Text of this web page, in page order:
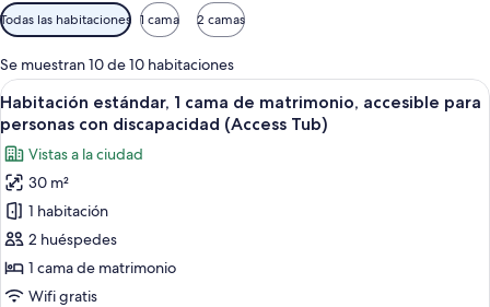
Filtros
disponibles
para
las
habitaciones
Todas las habitaciones 1 cama 2 camas
Se muestran 10 de 10 habitaciones
Abrir
todas
las
fotos
de
Habitación
estándar,
1
cama
Habitación de hotel con escritorio
10
Habitación estándar, 1 cama de matrimonio, accesible para
personas con discapacidad (Access Tub)
Vistas a la ciudad
30 m²
1 habitación
2 huéspedes
1 cama de matrimonio
Wifi gratis